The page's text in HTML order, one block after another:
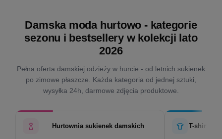
Damska moda hurtowo - kategorie
sezonu i bestsellery w kolekcji lato
2026
Pełna oferta damskiej odzieży w hurcie - od letnich sukienek
po zimowe płaszcze. Każda kategoria od jednej sztuki,
wysyłka 24h, darmowe zdjęcia produktowe.
Hurtownia sukienek damskich T-shirty